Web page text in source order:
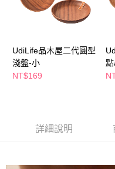
是否繳費成功／繳費後需取消
客戶支援中心」
https://
１．透過由恩沛科技股份有限
易，需依本服務之必要範圍內提
權轉讓予恩沛科技股份有限公司
２．關於個人資料處理事宜，請
４．使用「AFTEE先享後付」
５．嚴禁一人註冊多個帳號或
每筆NT$65，滿NT$490(含
每筆NT$65，滿NT$490(含
付款後7-11取貨
每筆NT$100，滿NT$790(含
UdiLife品木屋二代圓型
淺盤-小
NT$169
詳細說明